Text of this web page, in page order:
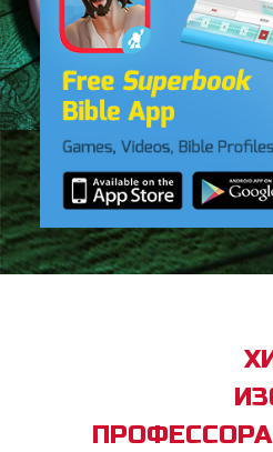
Bible App